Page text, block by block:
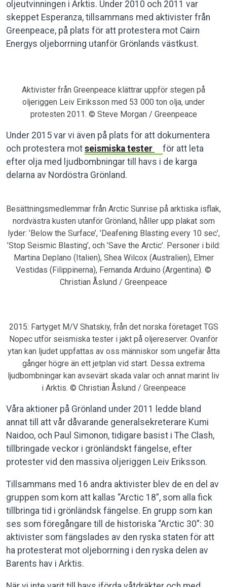
oljeutvinningen i Arktis. Under 2010 och 2011 var
skeppet Esperanza, tillsammans med aktivister från
Greenpeace, på plats för att protestera mot Cairn
Energys oljeborrning utanför Grönlands västkust.
Aktivister från Greenpeace klättrar uppför stegen på
oljeriggen Leiv Eiriksson med 53 000 ton olja, under
protesten 2011. © Steve Morgan / Greenpeace
Under 2015 var vi även på plats för att dokumentera
och protestera mot seismiska tester
för att leta
efter olja med ljudbombningar till havs i de karga
delarna av Nordöstra Grönland.
Besättningsmedlemmar från Arctic Sunrise på arktiska isflak,
nordvästra kusten utanför Grönland, håller upp plakat som
lyder: ’Below the Surface’, ’Deafening Blasting every 10 sec’,
’Stop Seismic Blasting’, och ’Save the Arctic’. Personer i bild:
Martina Deplano (Italien), Shea Wilcox (Australien), Elmer
Vestidas (Filippinerna), Fernanda Arduino (Argentina). ©
Christian Åslund / Greenpeace
2015: Fartyget M/V Shatskiy, från det norska företaget TGS
Nopec utför seismiska tester i jakt på oljereserver. Ovanför
ytan kan ljudet uppfattas av oss människor som ungefär åtta
gånger högre än ett jetplan vid start. Dessa extrema
ljudbombningar kan avsevärt skada valar och annat marint liv
i Arktis. © Christian Åslund / Greenpeace
Våra aktioner på Grönland under 2011 ledde bland
annat till att vår dåvarande generalsekreterare Kumi
Naidoo, och Paul Simonon, tidigare basist i The Clash,
tillbringade veckor i grönländskt fängelse, efter
protester vid den massiva oljeriggen Leiv Eriksson.
Tillsammans med 16 andra aktivister blev de en del av
gruppen som kom att kallas “Arctic 18”, som alla fick
tillbringa tid i grönländsk fängelse. En grupp som kan
ses som föregångare till de historiska “Arctic 30”: 30
aktivister som fängslades av den ryska staten för att
ha protesterat mot oljeborrning i den ryska delen av
Barents hav i Arktis.